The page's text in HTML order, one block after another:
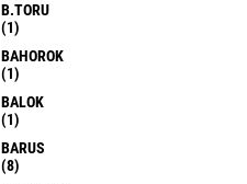
B.TORU
(1)
BAHOROK
(1)
BALOK
(1)
BARUS
(8)